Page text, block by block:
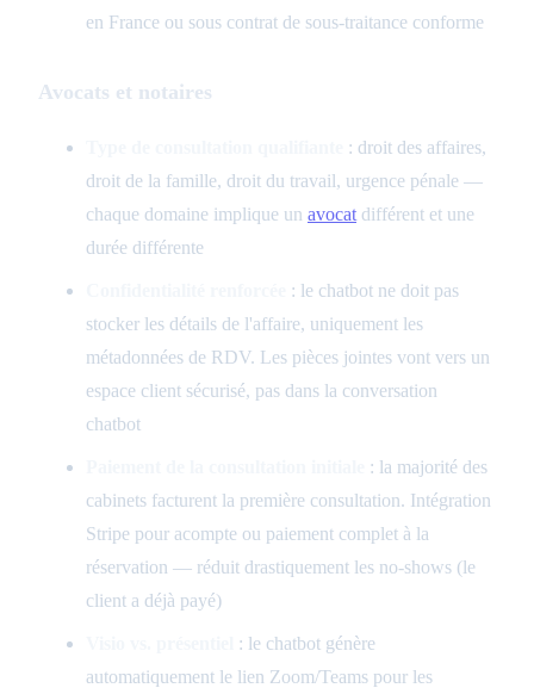
en France ou sous contrat de sous-traitance conforme
Avocats et notaires
: droit des affaires,
droit de la famille, droit du travail, urgence pénale —
chaque domaine implique un avocat différent et une
durée différente
: le chatbot ne doit pas
stocker les détails de l'affaire, uniquement les
métadonnées de RDV. Les pièces jointes vont vers un
espace client sécurisé, pas dans la conversation
chatbot
: la majorité des
cabinets facturent la première consultation. Intégration
Stripe pour acompte ou paiement complet à la
réservation — réduit drastiquement les no-shows (le
client a déjà payé)
: le chatbot génère
automatiquement le lien Zoom/Teams pour les